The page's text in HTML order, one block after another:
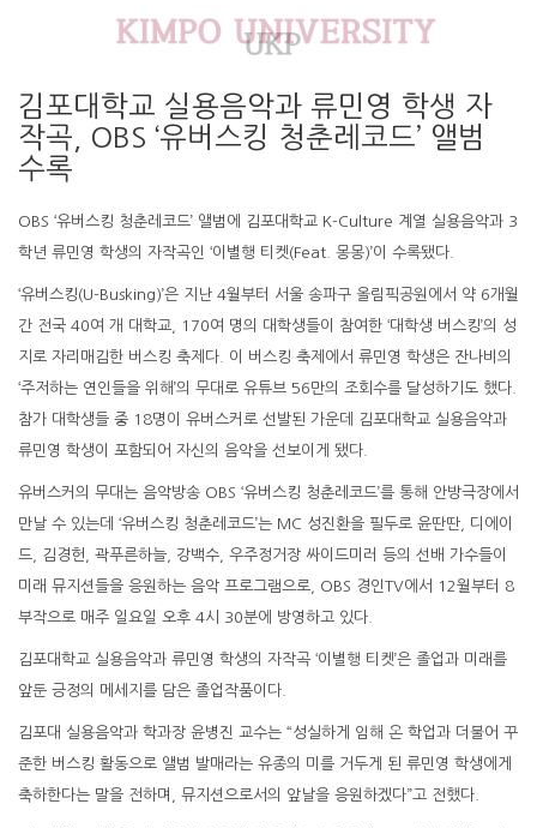
김포대학교 실용음악과 류민영 학생 자
작곡, OBS ‘유버스킹 청춘레코드’ 앨범
수록
OBS ‘유버스킹 청춘레코드’ 앨범에 김포대학교 K-Culture 계열 실용음악과 3
학년 류민영 학생의 자작곡인 ‘이별행 티켓(Feat. 몽몽)’이 수록됐다.
‘유버스킹(U-Busking)’은 지난 4월부터 서울 송파구 올림픽공원에서 약 6개월
간 전국 40여 개 대학교, 170여 명의 대학생들이 참여한 ‘대학생 버스킹’의 성
지로 자리매김한 버스킹 축제다. 이 버스킹 축제에서 류민영 학생은 잔나비의
‘주저하는 연인들을 위해’의 무대로 유튜브 56만의 조회수를 달성하기도 했다.
참가 대학생들 중 18명이 유버스커로 선발된 가운데 김포대학교 실용음악과
류민영 학생이 포함되어 자신의 음악을 선보이게 됐다.
유버스커의 무대는 음악방송 OBS ‘유버스킹 청춘레코드’를 통해 안방극장에서
만날 수 있는데 ‘유버스킹 청춘레코드’는 MC 성진환을 필두로 윤딴딴, 디에이
드, 김경헌, 곽푸른하늘, 강백수, 우주정거장 싸이드미러 등의 선배 가수들이
미래 뮤지션들을 응원하는 음악 프로그램으로, OBS 경인TV에서 12월부터 8
부작으로 매주 일요일 오후 4시 30분에 방영하고 있다.
김포대학교 실용음악과 류민영 학생의 자작곡 ‘이별행 티켓’은 졸업과 미래를
앞둔 긍정의 메세지를 담은 졸업작품이다.
김포대 실용음악과 학과장 윤병진 교수는 “성실하게 임해 온 학업과 더불어 꾸
준한 버스킹 활동으로 앨범 발매라는 유종의 미를 거두게 된 류민영 학생에게
축하한다는 말을 전하며, 뮤지션으로서의 앞날을 응원하겠다”고 전했다.